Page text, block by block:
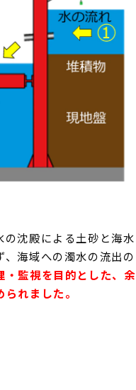
沈殿による土砂と海水
海域への濁水の流出の
・監視を目的とした、余
れました。